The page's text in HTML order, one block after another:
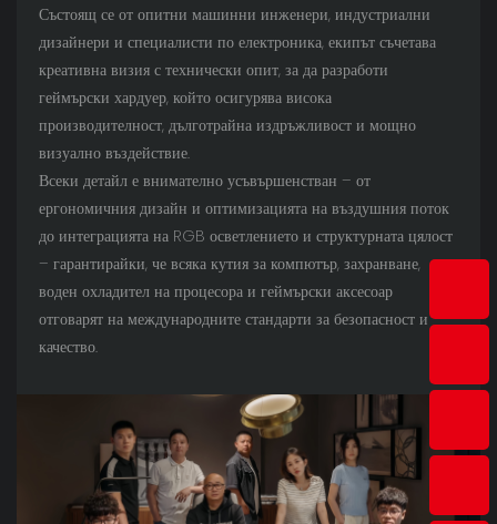
Състоящ се от опитни машинни инженери, индустриални
дизайнери и специалисти по електроника, екипът съчетава
креативна визия с технически опит, за да разработи
геймърски хардуер, който осигурява висока
производителност, дълготрайна издръжливост и мощно
визуално въздействие.
Всеки детайл е внимателно усъвършенстван – от
ергономичния дизайн и оптимизацията на въздушния поток
до интеграцията на RGB осветлението и структурната цялост
– гарантирайки, че всяка кутия за компютър, захранване,
воден охладител на процесора и геймърски аксесоар
отговарят на международните стандарти за безопасност и
качество.